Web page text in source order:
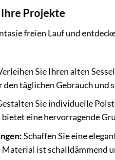
Projekte
freien Lauf und
Sie Ihren alten
den täglichen Gebrauch und
Sie individuelle
eine hervorragende
Schaffen Sie eine
ist schalldämmend